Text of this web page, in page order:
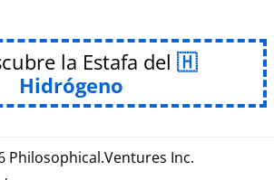
la Estafa del
Hidrógeno
Philosophical.Ventures Inc.